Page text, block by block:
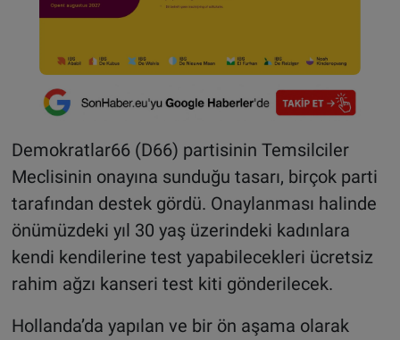
Demokratlar66 (D66) partisinin Temsilciler
Meclisinin onayına sunduğu tasarı, birçok parti
tarafından destek gördü. Onaylanması halinde
önümüzdeki yıl 30 yaş üzerindeki kadınlara
kendi kendilerine test yapabilecekleri ücretsiz
rahim ağzı kanseri test kiti gönderilecek.
Hollanda’da yapılan ve bir ön aşama olarak